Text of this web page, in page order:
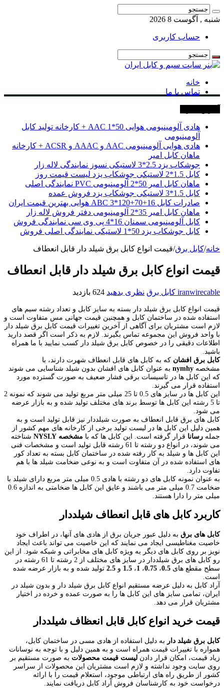
شنبه , آگوست 8 2026
حساب کاربری
خانه
تماس با ما
هادی آلومینیومی هوایی 50*1 AAC + کارخانه تولید کابل
آلومینیومی
هادی هوایی آلومینیومی AAC و AAAC و ACSR + کارخانه
ماهان کابل امیر
جوشکاب یزد 2.5*3 لاستیکی نسوز نمایندگی لاله زار
کابل 1.5*2 لاستیکی جوشکاب یزد لیست قیمت روز
ماهان کابل امیر 50*2 آلومینیومی PVC نمایندگی اصلی
کابل 1.5*3 لاستیکی جوشکاب یزد فروش عمده
صادرات کابل 16+70+120*3 ABC هوایی بهترین قیمت ایران
ماهان کابل امیر 35*2 آلومینیومی دفتر فروش لاله زار
کابل آلومینیومی سمنان 16*4 پی وی سی نمایندگی فروش
کابل جوشکاب یزد 50*1 لاستیکی نمایندگی اصلی فروش
خانه/کابل برق/قیمت انواع کابل برق شیلد دار قابل انعطاف
قیمت انواع کابل برق شیلد دار قابل انعطاف
iranwirecable کابل برق نظری بدهید 624 بازدید
قیمت انواع کابل برق شیلد دار بسته به سایز کابل و تعداد رشته سیم های
استفاده شده در ساختمان کابل و همچنین قیمت جهانی مس متفاوت است و
لازم است مشتریان برای آگاهی از آخرین تغییرات قیمت کابل برق شیلد دار
با واحد فروش این مجموعه تماس بگیرند. لازم به ذکر است اگر قصد دارید
اطلاعات دقیقی را در خصوص کابل برق شیلد دار کسب نمایید با ما همراه
باشید.
کابل برق افشان که به کابل های قابل انعطاف شهرت دارند، با
مشخصه nymhy به عنوان کابل های افشان بدون شیلد شناسایی می شوند
که این کابل ها در تاسیسات برقی فشار ضعیف به صورت گسترده مورد
استفاده قرار می گیرند.
این کابل ها در سایز های 0.5 تا 25 میلی متر مربع تولید می شوند که نمونه 2
تا 5 رشته این کابل ها توسط برند های مختلف تولید شده و به بازار عرضه
می شود.
کابل های برق قابل انعطاف به صورت شیلددار نیز قابل تولید است و به
همین دلیل این کابل ها در لیست تولید برخی از کارخانه های مهم کشور از
جمله رسانا قرار گرفته است. این کابل ها که با مشخصه NYSLY
شناخته
می شوند، در انواع دو رشته تا 61 رشته قابل تولید است و مشخصات فنی
این کابل ها و شیلد به کار رفته شده در ساختمان کابل بسته به تعداد کور
های استفاده شده در آن متفاوت است و به نوعی ضخامت شیلد ها با هم
تفاوت دارد.
به عنوان نمونه کابل های دو رشته با هادی 0.5 میلی متر مربع دارای شیلد با
ضخامت 0.7 میلی متر می باشند و عایق این کابل ها ضخامتی به اندازه 0.6
میلی متر را دارا هستند.
کاربرد کابل های قابل انعطاف شیلددار
کابل های برق به دلیل عبور جریان برق از هادی های آنها، در اطراف خود
خاصیت مغناطیسی ایجاد می نمایند که این خاصیت می تواند باعث ایجاد
نویز بر روی کابل های دیگر به ویژه کابل های مخابراتی و شبکه شود. از این
رو کابل های برق شیلددار در سایز های مختلف از 2 رشته تا 61 رشته در
سطح مقطع های 0.5، 0.75، 1، 1.5 و 2.5 تولید شده و به بازار عرضه شده
است.
آراد کابل به دلیل عرضه مستقیم انواع کابل برق شیلد دار و بدون شیلد در
ایران، تمامی سایز های این کابل ها را به صورت عمده و خرده در اختیار
مشتریان قرار می دهد.
قیمت خرید انواع کابل قابل انعظاف شیلددار
کابل برق شیلد دار به دلیل استفاده از هادی مسی در ساختمان کابل،
همواره با تغییرات قیمت همراه است و به همین دلیل و با توجه به نوسانات
زیاد قیمت، امکان قرار دادن لیست قیمت محصولات به صورت مستقیم بر
روی سایت وجود نداشته و لازم است مشتریان این محصولات از سراسر
کشور از طریق راه های ارتباطی موجود، استعلام قیمت را با ارائه
درخواست خود به کارشناسان فروش آراد کابل دریافت نمایند.